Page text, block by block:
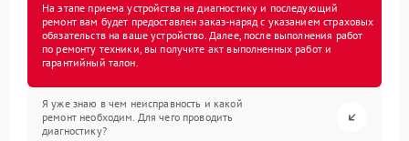
На этапе приема устройства на диагностику и последующий
ремонт вам будет предоставлен заказ-наряд с указанием страховых
обязательств на ваше устройство. Далее, после выполнения работ
по ремонту техники, вы получите акт выполненных работ и
гарантийный талон.
Я уже знаю в чем неисправность и какой
ремонт необходим. Для чего проводить
диагностику?